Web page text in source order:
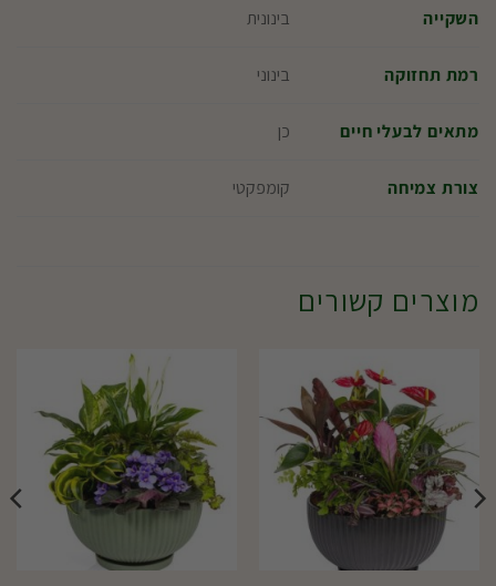
השקייה בינונית
רמת תחזוקה בינוני
מתאים לבעלי חיים כן
צורת צמיחה קומפקטי
מוצרים קשורים